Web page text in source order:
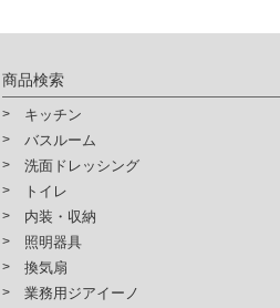
商品検索
キッチン
バスルーム
洗面ドレッシング
トイレ
内装・収納
照明器具
換気扇
業務用ジアイーノ